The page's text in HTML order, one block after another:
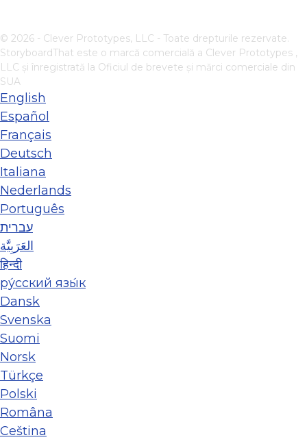
© 2026 - Clever Prototypes, LLC - Toate drepturile rezervate.
StoryboardThat este o marcă comercială a Clever Prototypes ,
LLC și înregistrată la Oficiul de brevete și mărci comerciale din
SUA
English
Español
Français
Deutsch
Italiana
Nederlands
Português
עברית
العَرَبِيَّة
हिन्दी
ру́сский язы́к
Dansk
Svenska
Suomi
Norsk
Türkçe
Polski
Româna
Ceština